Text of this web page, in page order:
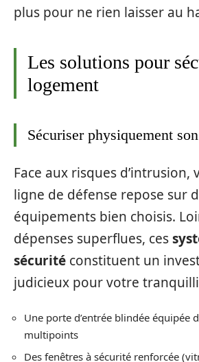
plus pour ne rien laisser au
Les solutions pour
logement
Sécuriser physiquement
Face aux risques
ligne de défense repose sur
équipements bien choisis.
dépenses superflues, ces
sécurité constituent un
judicieux pour votre
Une porte d’entrée blindée équipée
multipoints
Des fenêtres à sécurité renforcée